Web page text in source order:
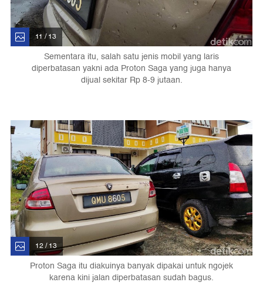
11 / 13
Sementara itu, salah satu jenis mobil yang laris
diperbatasan yakni ada Proton Saga yang juga hanya
dijual sekitar Rp 8-9 jutaan.
12 / 13
Proton Saga itu diakuinya banyak dipakai untuk ngojek
karena kini jalan diperbatasan sudah bagus.